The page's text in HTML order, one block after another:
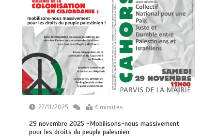
27/11/2025 4 minutes
29 novembre 2025 -Mobilisons-nous massivement
pour les droits du peuple palesnien